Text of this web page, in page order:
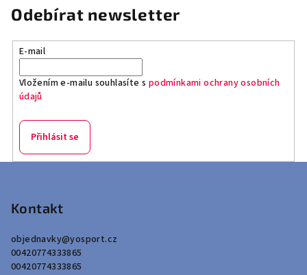
Odebírat newsletter
E-mail
Vložením e-mailu souhlasíte s podmínkami ochrany osobních
údajů
Přihlásit se
Kontakt
objednavky@yosport.cz
00420774333865
00420774333865